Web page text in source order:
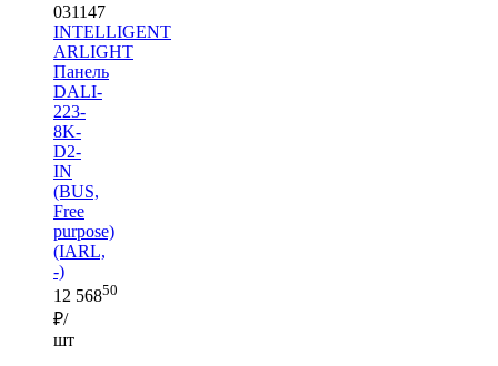
031147
INTELLIGENT
ARLIGHT
Панель
DALI-
223-
8K-
D2-
IN
(BUS,
Free
purpose)
(IARL,
-)
12 56850
₽/
шт